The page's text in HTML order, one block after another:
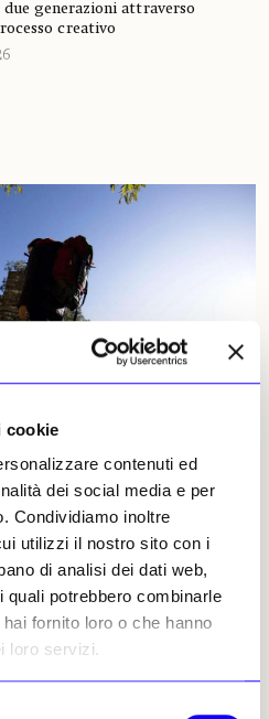
cookie
contenuti ed
dei social media e per
Condividiamo inoltre
utilizzi il nostro sito con i
di analisi dei dati web,
potrebbero combinarle
fornito loro o che hanno
loro servizi.
generazioni attraverso
creativo
San Francesco»: ha
km
percorribili a piedi,
di una validazione storico-
Francesco
2026